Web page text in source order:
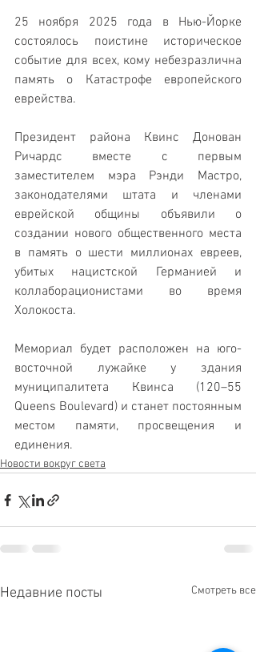
25 ноября 2025 года в Нью-Йорке
состоялось поистине историческое
событие для всех, кому небезразлична
память о Катастрофе европейского
еврейства.
Президент района Квинс Донован
Ричардс вместе с первым
заместителем мэра Рэнди Мастро,
законодателями штата и членами
еврейской общины объявили о
создании нового общественного места
в память о шести миллионах евреев,
убитых нацистской Германией и
коллаборационистами во время
Холокоста.
Мемориал будет расположен на юго-
восточной лужайке у здания
муниципалитета Квинса (120–55
Queens Boulevard) и станет постоянным
местом памяти, просвещения и
единения.
Новости вокруг света
Недавние посты Смотреть все